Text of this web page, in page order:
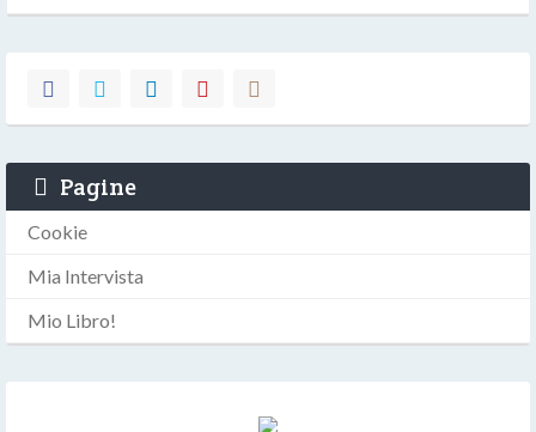
Pagine
Cookie
Mia Intervista
Mio Libro!